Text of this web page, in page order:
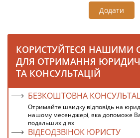
Додати
КОРИСТУЙТЕСЯ НАШИМИ
ДЛЯ ОТРИМАННЯ
ТА КОНСУЛЬТАЦІЙ
БЕЗКОШТОВНА
Отримайте швидку відповідь на
нашому месенджері, яка допоможе
подальших діях
ВІДЕОДЗВІНОК ЮРИСТУ